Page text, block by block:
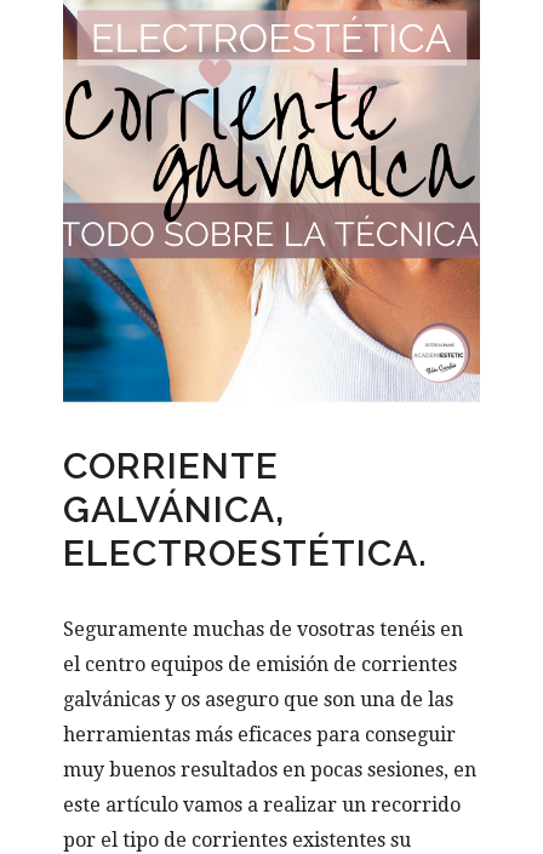
CORRIENTE
GALVÁNICA,
ELECTROESTÉTICA.
Seguramente muchas de vosotras tenéis en
el centro equipos de emisión de corrientes
galvánicas y os aseguro que son una de las
herramientas más eficaces para conseguir
muy buenos resultados en pocas sesiones, en
este artículo vamos a realizar un recorrido
por el tipo de corrientes existentes su